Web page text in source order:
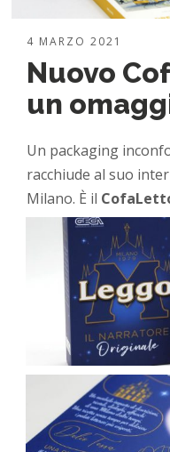
4 MARZO 2021
Nuovo
un
Un packaging
racchiude al suo
Milano. È il